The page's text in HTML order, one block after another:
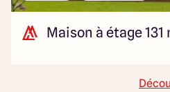
Maison à étage 131